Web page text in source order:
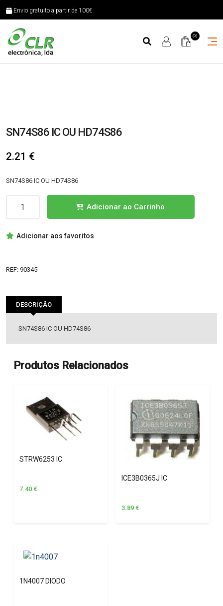
Envio gratuito a partir de 100€
(0)
SN74S86 IC OU HD74S86
2.21 €
SN74S86 IC OU HD74S86
IC
Adicionar ao Carrinho
Adicionar aos favoritos
REF: 90345
DESCRIÇÃO
SN74S86 IC OU HD74S86
Produtos Relacionados
STRW6253 IC
7.40 €
ICE3B0365J IC
3.89 €
1N4007 DIODO